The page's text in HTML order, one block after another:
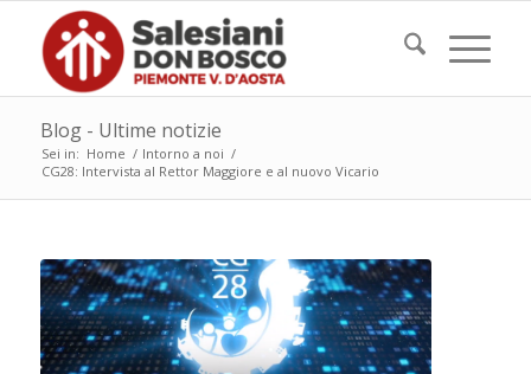
Blog - Ultime notizie
Sei in: Home / Intorno a noi /
CG28: Intervista al Rettor Maggiore e al nuovo Vicario